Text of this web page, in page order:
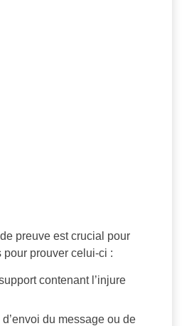
preuve est crucial pour
prouver celui-ci :
contenant l’injure
du message ou de